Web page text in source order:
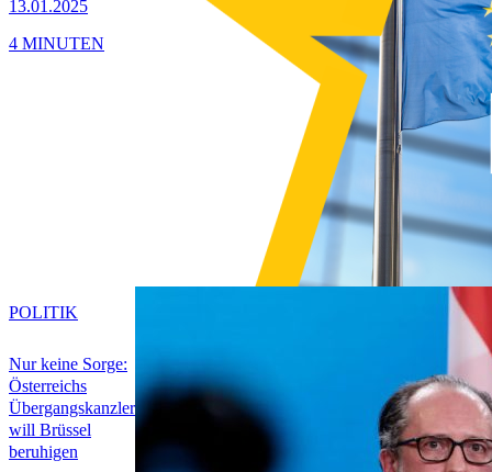
13.01.2025
4 MINUTEN
Nur keine Sorge:
Österreichs
Übergangskanzler
will Brüssel
beruhigen
POLITIK